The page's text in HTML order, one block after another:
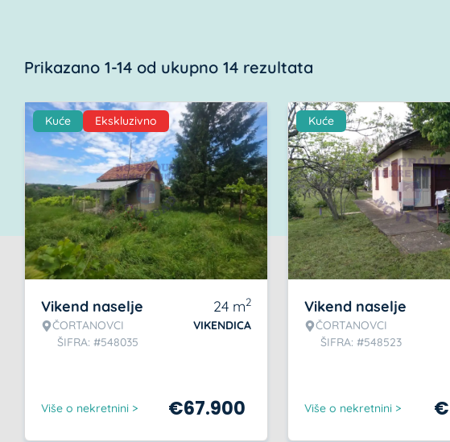
Prikazano 1-14 od ukupno 14 rezultata
Kuće Ekskluzivno
Vikend naselje
ČORTANOVCI
ŠIFRA: #548035
24 m2
VIKENDICA
Više o nekretnini > €67.900
Kuće
Vikend naselje
ČORTANOVCI
ŠIFRA: #548523
Više o nekretnini > €